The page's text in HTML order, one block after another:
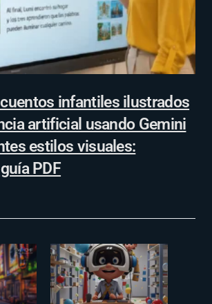
infantiles ilustrados
artificial usando Gemini
estilos visuales:
PDF